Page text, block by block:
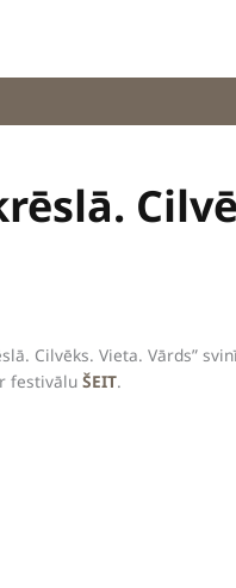
Cilvēks. Vieta. Vārds”
festivāluŠEIT.